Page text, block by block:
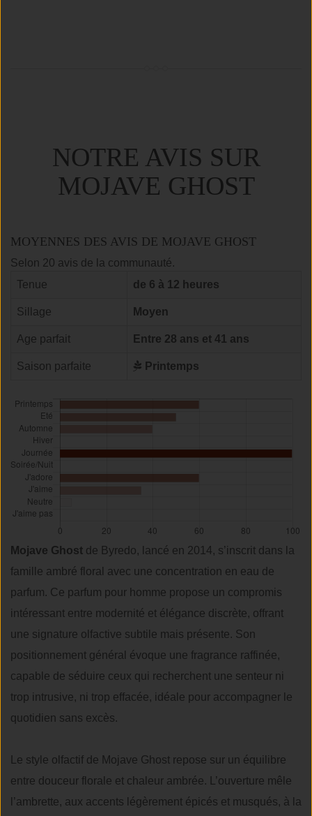
NOTRE AVIS SUR
MOJAVE GHOST
MOYENNES DES AVIS DE MOJAVE GHOST
Selon 20 avis de la communauté.
Tenue
de 6 à 12 heures
Sillage Moyen
Age parfait Entre 28 ans et 41 ans
Saison parfaite Printemps
Mojave Ghost de Byredo, lancé en 2014, s’inscrit dans la
famille ambré floral avec une concentration en eau de
parfum. Ce parfum pour homme propose un compromis
intéressant entre modernité et élégance discrète, offrant
une signature olfactive subtile mais présente. Son
positionnement général évoque une fragrance raffinée,
capable de séduire ceux qui recherchent une senteur ni
trop intrusive, ni trop effacée, idéale pour accompagner le
quotidien sans excès.
Le style olfactif de Mojave Ghost repose sur un équilibre
entre douceur florale et chaleur ambrée. L’ouverture mêle
l’ambrette, aux accents légèrement épicés et musqués, à la